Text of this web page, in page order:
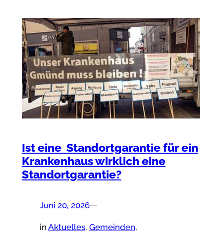
Ist eine Standortgarantie für ein
Krankenhaus wirklich eine
Standortgarantie?
Juni 20, 2026—
in Aktuelles, Gemeinden